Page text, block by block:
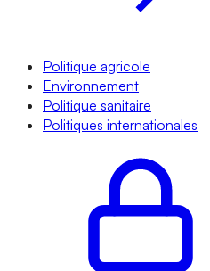
Politique agricole
Environnement
Politique sanitaire
Politiques internationales